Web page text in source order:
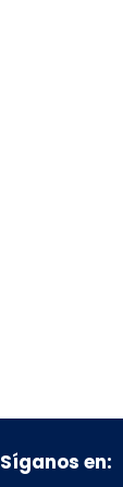
Síganos en: